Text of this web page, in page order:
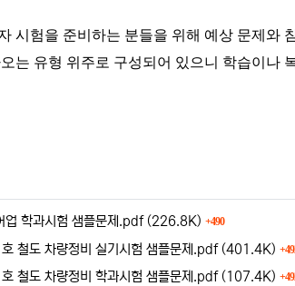
시험을 준비하는 분들을 위해 예상 문제와
는 유형 위주로 구성되어 있으니 학습이나
업 학과시험 샘플문제.pdf 파일크기
(226.8K) 490회 다운로드
철도 차량정비 실기시험 샘플문제.pdf 파일크기
(401.4K)
철도 차량정비 학과시험 샘플문제.pdf 파일크기
(107.4K)